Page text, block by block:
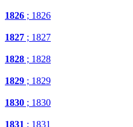
1826 ; 1826
1827 ; 1827
1828 ; 1828
1829 ; 1829
1830 ; 1830
1831 ; 1831